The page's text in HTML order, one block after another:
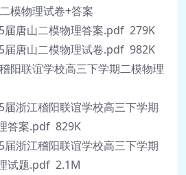
模物理试卷+答案
届唐山二模物理答案.pdf 279K
届唐山二模物理试卷.pdf 982K
阳联谊学校高三下学期二模物理
届浙江稽阳联谊学校高三下学期
答案.pdf 829K
届浙江稽阳联谊学校高三下学期
试题.pdf 2.1M